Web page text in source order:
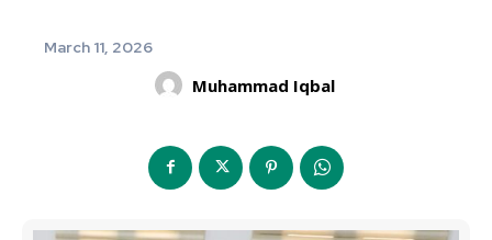
March 11, 2026
Muhammad Iqbal